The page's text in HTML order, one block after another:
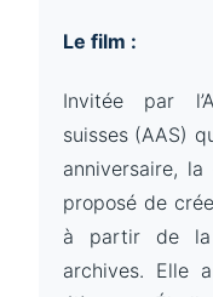
Le film :
Invitée par
suisses (AAS)
anniversaire,
proposé de
à partir de la
archives. Elle